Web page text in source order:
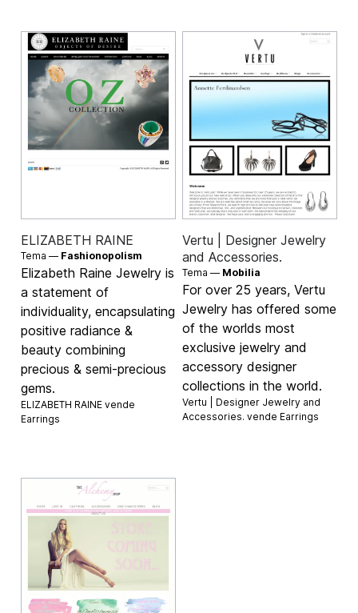
ELIZABETH RAINE
Tema — Fashionopolism
Elizabeth Raine Jewelry is
a statement of
individuality, encapsulating
positive radiance &
beauty combining
precious & semi-precious
gems.
ELIZABETH RAINE vende
Earrings
Vertu | Designer Jewelry
and Accessories.
Tema — Mobilia
For over 25 years, Vertu
Jewelry has offered some
of the worlds most
exclusive jewelry and
accessory designer
collections in the world.
Vertu | Designer Jewelry and
Accessories. vende Earrings